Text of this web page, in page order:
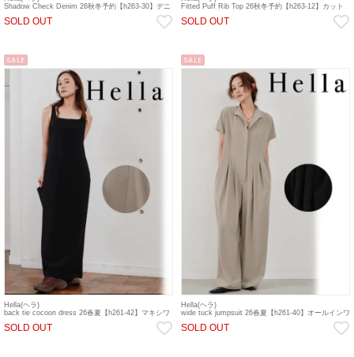
Shadow Check Denim 26秋冬予約【h263-30】デニ
SOLD OUT
Fitted Puff Rib Top 26秋冬予約【h263-12】カット
SOLD OUT
SALE
Hella(ヘラ)
back tie cocoon dress 26春夏【h261-42】マキシワ
SOLD OUT
SALE
Hella(ヘラ)
wide tuck jumpsuit 26春夏【h261-40】オールインワ
SOLD OUT